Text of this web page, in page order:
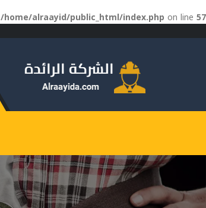
/home/alraayid/public_html/index.php on line 57